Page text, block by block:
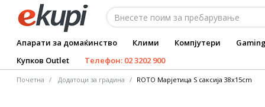
Апарати за домаќинство Клими Компјутери
Купков Outlet
Телефон: 02 3202 900
Почетна Додатоци за градина ROTO Марјетица S саксија 38x15cm